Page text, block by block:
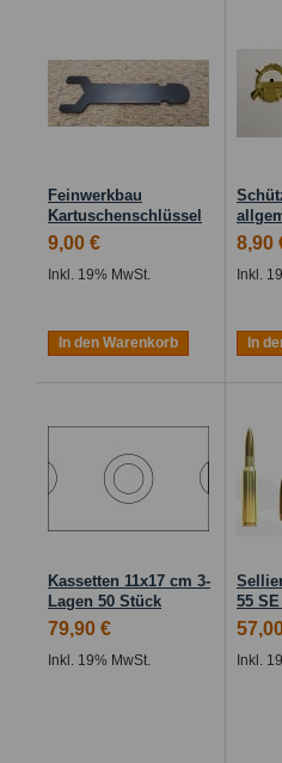
Feinwerkbau
Kartuschenschlüssel
9,00 €
Inkl. 19% MwSt.
In den Warenkorb
8,90
Inkl.
In
Kassetten 11x17 cm 3-
Lagen 50 Stück
79,90 €
Inkl. 19% MwSt.
55
Inkl.